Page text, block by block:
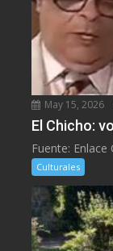
May 15, 2026
El Chicho:
Fuente: Enlace
Culturales